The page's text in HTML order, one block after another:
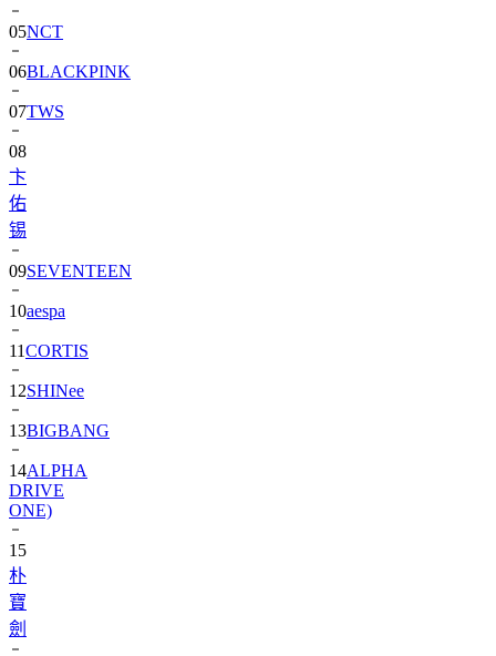
05NCT
06BLACKPINK
07TWS
08
卞
佑
锡
09SEVENTEEN
10aespa
11CORTIS
12SHINee
13BIGBANG
14ALPHA
DRIVE
ONE)
15
朴
寶
劍